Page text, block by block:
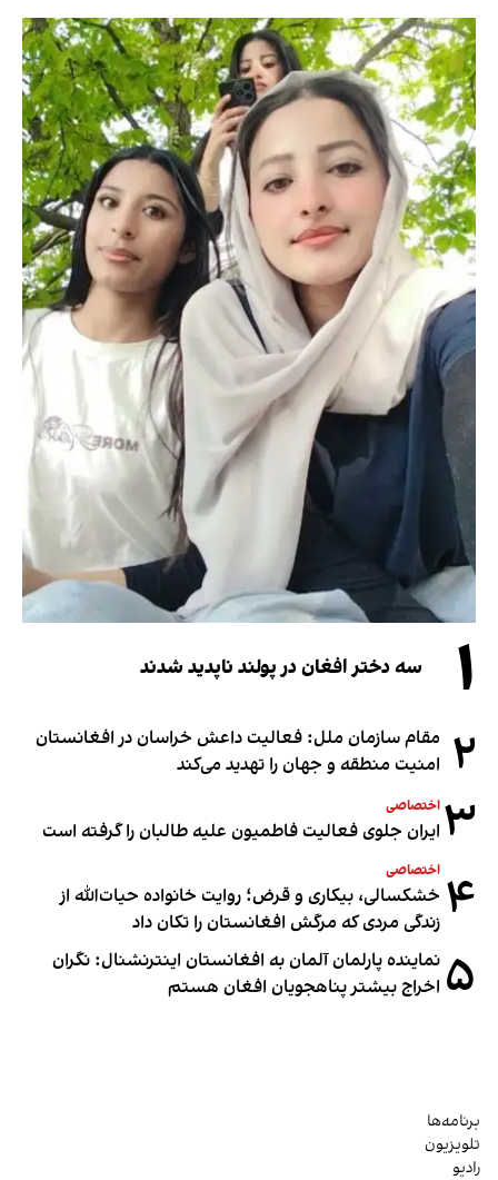
۱ سه دختر افغان در پولند ناپدید شدند
۲ مقام سازمان ملل: فعالیت داعش خراسان در افغانستان
امنیت منطقه و جهان را تهدید می‌کند
۳ اختصاصی
ایران جلوی فعالیت فاطمیون علیه طالبان را گرفته است
۴ اختصاصی
خشکسالی، بیکاری و قرض؛ روایت خانواده حیات‌الله از
زندگی مردی که مرگش افغانستان را تکان داد
۵ نماینده پارلمان آلمان به افغانستان اینترنشنال: نگران
اخراج بیشتر پناهجویان افغان هستم
برنامه‌ها
تلویزیون
رادیو